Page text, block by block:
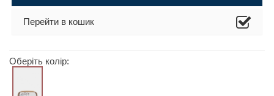
Перейти в кошик
Оберіть колір: